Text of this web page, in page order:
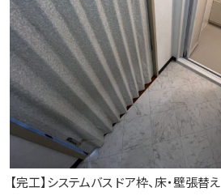
【完工】システムバス ドア枠、床・壁張替え